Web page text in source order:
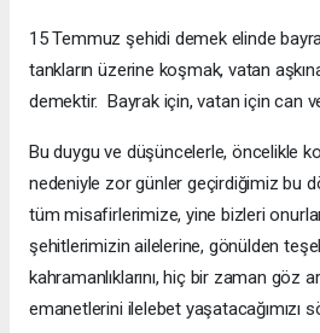
15 Temmuz şehidi demek elinde
tankların üzerine koşmak, vatan
demektir. Bayrak için, vatan için can
Bu duygu ve düşüncelerle, öncelikle
nedeniyle zor günler geçirdiğimiz bu
tüm misafirlerimize, yine bizleri
şehitlerimizin ailelerine, gönülden
kahramanlıklarını, hiç bir zaman göz
emanetlerini ilelebet yaşatacağımızı